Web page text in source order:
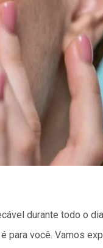
durante todo o
para você. Vamos